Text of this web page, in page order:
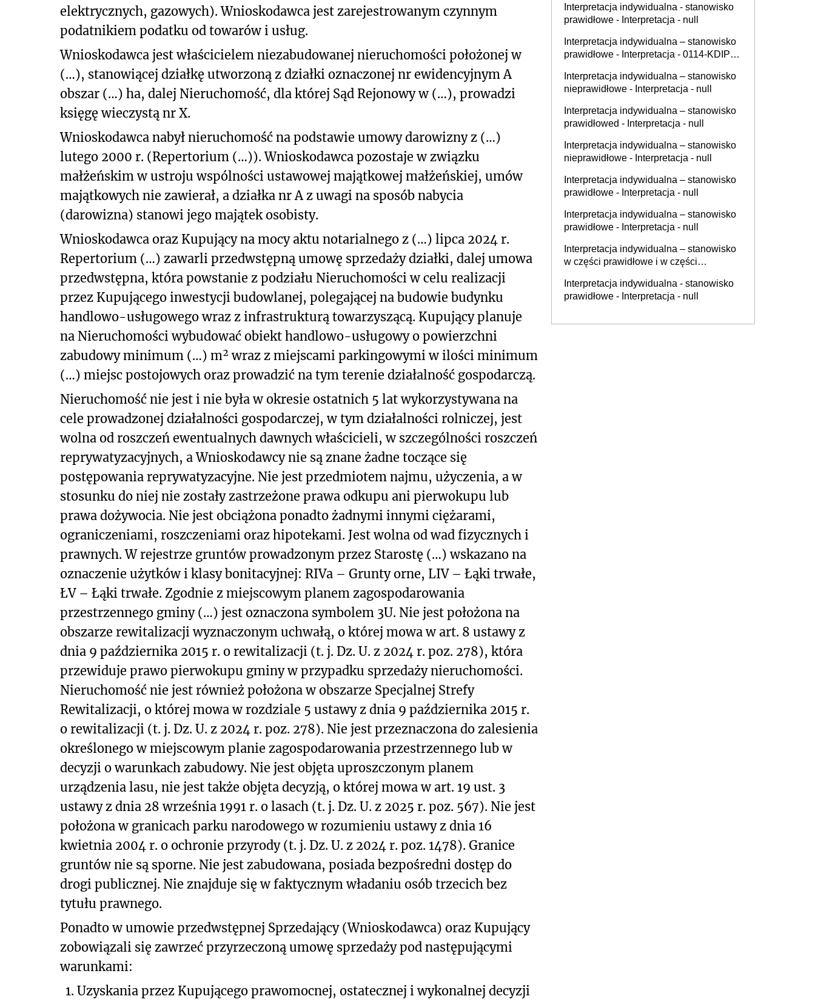
elektrycznych, gazowych). Wnioskodawca jest zarejestrowanym czynnym
podatnikiem podatku od towarów i usług.
Wnioskodawca jest właścicielem niezabudowanej nieruchomości położonej w
(…), stanowiącej działkę utworzoną z działki oznaczonej nr ewidencyjnym A
obszar (…) ha, dalej Nieruchomość, dla której Sąd Rejonowy w (…), prowadzi
księgę wieczystą nr X.
Wnioskodawca nabył nieruchomość na podstawie umowy darowizny z (…)
lutego 2000 r. (Repertorium (…)). Wnioskodawca pozostaje w związku
małżeńskim w ustroju wspólności ustawowej majątkowej małżeńskiej, umów
majątkowych nie zawierał, a działka nr A z uwagi na sposób nabycia
(darowizna) stanowi jego majątek osobisty.
Wnioskodawca oraz Kupujący na mocy aktu notarialnego z (…) lipca 2024 r.
Repertorium (…) zawarli przedwstępną umowę sprzedaży działki, dalej umowa
przedwstępna, która powstanie z podziału Nieruchomości w celu realizacji
przez Kupującego inwestycji budowlanej, polegającej na budowie budynku
handlowo-usługowego wraz z infrastrukturą towarzyszącą. Kupujący planuje
na Nieruchomości wybudować obiekt handlowo-usługowy o powierzchni
zabudowy minimum (…) m² wraz z miejscami parkingowymi w ilości minimum
(…) miejsc postojowych oraz prowadzić na tym terenie działalność gospodarczą.
Nieruchomość nie jest i nie była w okresie ostatnich 5 lat wykorzystywana na
cele prowadzonej działalności gospodarczej, w tym działalności rolniczej, jest
wolna od roszczeń ewentualnych dawnych właścicieli, w szczególności roszczeń
reprywatyzacyjnych, a Wnioskodawcy nie są znane żadne toczące się
postępowania reprywatyzacyjne. Nie jest przedmiotem najmu, użyczenia, a w
stosunku do niej nie zostały zastrzeżone prawa odkupu ani pierwokupu lub
prawa dożywocia. Nie jest obciążona ponadto żadnymi innymi ciężarami,
ograniczeniami, roszczeniami oraz hipotekami. Jest wolna od wad fizycznych i
prawnych. W rejestrze gruntów prowadzonym przez Starostę (…) wskazano na
oznaczenie użytków i klasy bonitacyjnej: RIVa – Grunty orne, LIV – Łąki trwałe,
ŁV – Łąki trwałe. Zgodnie z miejscowym planem zagospodarowania
przestrzennego gminy (…) jest oznaczona symbolem 3U. Nie jest położona na
obszarze rewitalizacji wyznaczonym uchwałą, o której mowa w art. 8 ustawy z
dnia 9 października 2015 r. o rewitalizacji (t. j. Dz. U. z 2024 r. poz. 278), która
przewiduje prawo pierwokupu gminy w przypadku sprzedaży nieruchomości.
Nieruchomość nie jest również położona w obszarze Specjalnej Strefy
Rewitalizacji, o której mowa w rozdziale 5 ustawy z dnia 9 października 2015 r.
o rewitalizacji (t. j. Dz. U. z 2024 r. poz. 278). Nie jest przeznaczona do zalesienia
określonego w miejscowym planie zagospodarowania przestrzennego lub w
decyzji o warunkach zabudowy. Nie jest objęta uproszczonym planem
urządzenia lasu, nie jest także objęta decyzją, o której mowa w art. 19 ust. 3
ustawy z dnia 28 września 1991 r. o lasach (t. j. Dz. U. z 2025 r. poz. 567). Nie jest
położona w granicach parku narodowego w rozumieniu ustawy z dnia 16
kwietnia 2004 r. o ochronie przyrody (t. j. Dz. U. z 2024 r. poz. 1478). Granice
gruntów nie są sporne. Nie jest zabudowana, posiada bezpośredni dostęp do
drogi publicznej. Nie znajduje się w faktycznym władaniu osób trzecich bez
tytułu prawnego.
Ponadto w umowie przedwstępnej Sprzedający (Wnioskodawca) oraz Kupujący
zobowiązali się zawrzeć przyrzeczoną umowę sprzedaży pod następującymi
warunkami:
1. Uzyskania przez Kupującego prawomocnej, ostatecznej i wykonalnej decyzji
Interpretacja indywidualna - stanowisko
prawidłowe - Interpretacja - null
Interpretacja indywidualna – stanowisko
prawidłowe - Interpretacja - 0114-KDIP3-
Interpretacja indywidualna – stanowisko
nieprawidłowe - Interpretacja - null
Interpretacja indywidualna – stanowisko
prawidłowed - Interpretacja - null
Interpretacja indywidualna – stanowisko
nieprawidłowe - Interpretacja - null
Interpretacja indywidualna – stanowisko
prawidłowe - Interpretacja - null
Interpretacja indywidualna – stanowisko
prawidłowe - Interpretacja - null
Interpretacja indywidualna – stanowisko
w części prawidłowe i w części
Interpretacja indywidualna - stanowisko
prawidłowe - Interpretacja - null